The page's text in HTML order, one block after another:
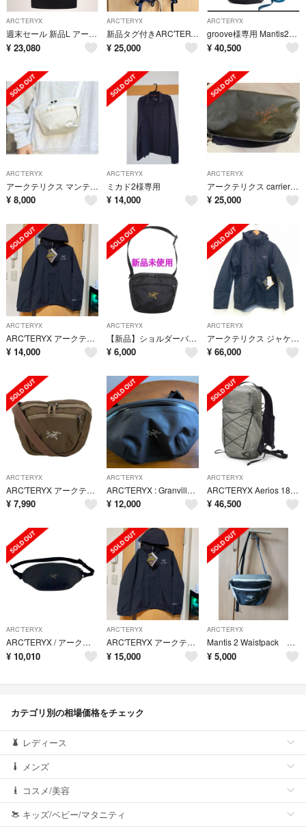
ARC'TERYX
週末セール 新品L アークテリクス ウォークジェントリー
¥ 23,080
ARC'TERYX
新品タグ付きARC'TERYX Mantis 26 Backpack Black
¥ 25,000
ARC'TERYX
groove様専用 Mantis26 Mantis2 2点セット
¥ 40,500
ARC'TERYX
アークテリクス マンティス 1 ウエストパック X000009234
¥ 8,000
ARC'TERYX
ミカド2様専用
¥ 14,000
ARC'TERYX
アークテリクス carrier 40 duffle ベージュ
¥ 25,000
ARC'TERYX
ARC'TERYX アークテリクス ベータLT ジャケット M
¥ 14,000
ARC'TERYX
【新品】ショルダーバック アークテリクス マンティス2 beams
¥ 6,000
ARC'TERYX
アークテリクス ジャケット ベータ SL ジャケット X000010444 ブラック Lサイズ メンズ IT109621 未使用
¥ 66,000
ARC'TERYX
ARC'TERYX アークテリクス/バッグ/ABランク/64【中古】
¥ 7,990
ARC'TERYX
ARC'TERYX : Granville Crossbody Bag (Bla
¥ 12,000
ARC'TERYX
ARC'TERYX Aerios 18 バックパック FORAGE カーキ
¥ 46,500
ARC'TERYX
ARC'TERYX / アークテリクス | Granville Crossbody Bag / グランヴィル クロスボディ ロゴ ボディバッグバッグ | ブラック | メンズ
¥ 10,010
ARC'TERYX
ARC'TERYX アークテリクス ベータLT ジャケット L
¥ 15,000
ARC'TERYX
Mantis 2 Waistpack アークテリクス
¥ 5,000
カテゴリ別の相場価格をチェック
レディース
メンズ
コスメ/美容
キッズ/ベビー/マタニティ